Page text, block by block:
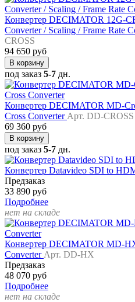
Конвертер DECIMATOR 12G-
Converter / Scaling / Frame Rate
CROSS
94 650 руб
В корзину
под заказ 5-7 дн.
Конвертер DECIMATOR MD-
Cross Converter Арт. DD-CROSS
69 360 руб
В корзину
под заказ 5-7 дн.
Конвертер Datavideo SDI to
Предзаказ
33 890 руб
Подробнее
нет на складе
Конвертер DECIMATOR MD-
Converter Арт. DD-HX
Предзаказ
48 070 руб
Подробнее
нет на складе